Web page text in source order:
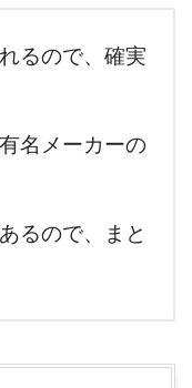
るので、確実
名メーカーの
るので、まと